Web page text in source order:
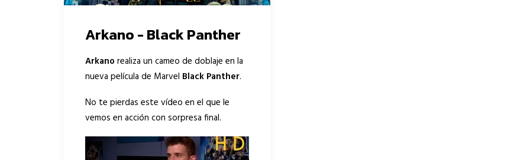
Arkano - Black Panther
Arkano realiza un cameo de doblaje en la
nueva película de Marvel Black Panther.
No te pierdas este vídeo en el que le
vemos en acción con sorpresa final.